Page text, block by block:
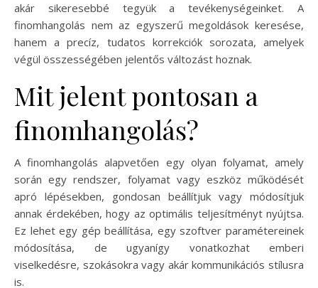
akár sikeresebbé tegyük a tevékenységeinket. A
finomhangolás nem az egyszerű megoldások keresése,
hanem a precíz, tudatos korrekciók sorozata, amelyek
végül összességében jelentős változást hoznak.
Mit jelent pontosan a
finomhangolás?
A finomhangolás alapvetően egy olyan folyamat, amely
során egy rendszer, folyamat vagy eszköz működését
apró lépésekben, gondosan beállítjuk vagy módosítjuk
annak érdekében, hogy az optimális teljesítményt nyújtsa.
Ez lehet egy gép beállítása, egy szoftver paramétereinek
módosítása, de ugyanígy vonatkozhat emberi
viselkedésre, szokásokra vagy akár kommunikációs stílusra
is.